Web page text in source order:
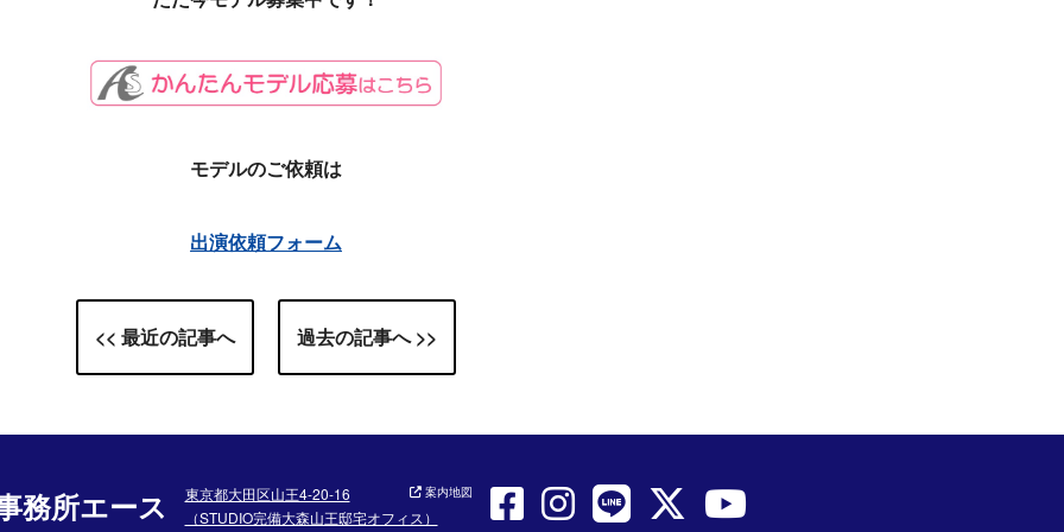
モデルのご依頼は
出演依頼フォーム
<< 最近の記事へ 過去の記事へ >>
務所エース
東京都大田区山王4-20-16
（STUDIO完備大森山王邸宅オフィス）
案内地図